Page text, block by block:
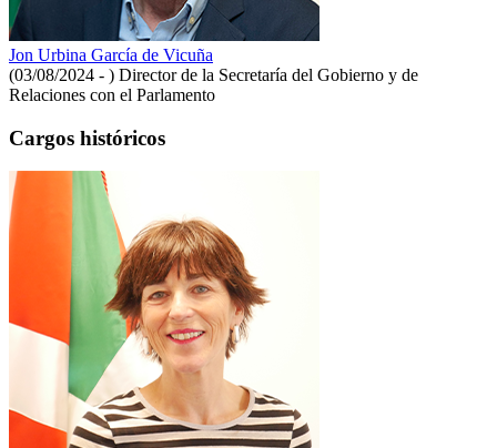
Jon Urbina García de Vicuña
(03/08/2024 - ) Director de la Secretaría del Gobierno y de
Relaciones con el Parlamento
Cargos históricos